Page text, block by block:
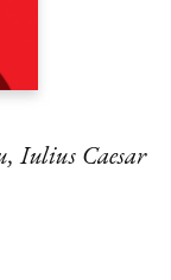
Iulius Caesar